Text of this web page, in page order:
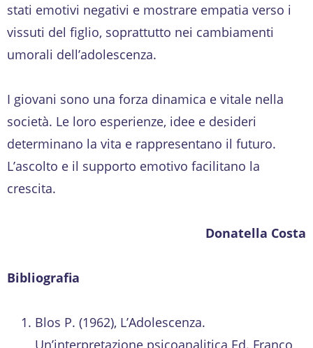
stati emotivi negativi e mostrare empatia verso i
vissuti del figlio, soprattutto nei cambiamenti
umorali dell’adolescenza.
I giovani sono una forza dinamica e vitale nella
società. Le loro esperienze, idee e desideri
determinano la vita e rappresentano il futuro.
L’ascolto e il supporto emotivo facilitano la
crescita.
Donatella Costa
Bibliografia
Blos P. (1962), L’Adolescenza.
Un’interpretazione psicoanalitica Ed. Franco